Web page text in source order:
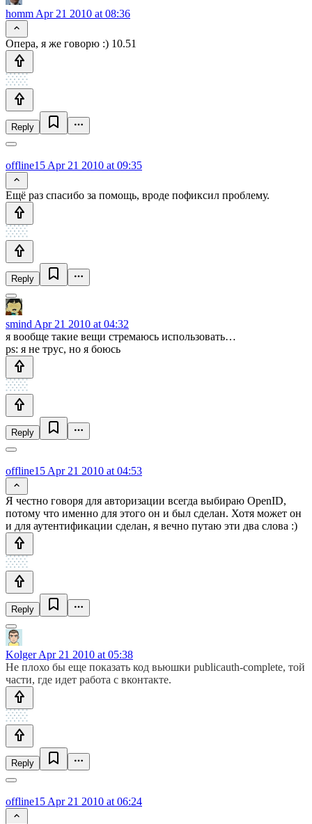
homm Apr 21 2010 at 08:36
Опера, я же говорю :) 10.51
Reply
offline15 Apr 21 2010 at 09:35
Ещё раз спасибо за помощь, вроде пофиксил проблему.
Reply
smind Apr 21 2010 at 04:32
я вообще такие вещи стремаюсь использовать…
ps: я не трус, но я боюсь
Reply
offline15 Apr 21 2010 at 04:53
Я честно говоря для авторизации всегда выбираю OpenID,
потому что именно для этого он и был сделан. Хотя может он
и для аутентификации сделан, я вечно путаю эти два слова :)
Reply
KolgerApr 21 2010 at 05:38
Не плохо бы еще показать код вьюшки publicauth-complete, той
части, где идет работа с вконтакте.
Reply
offline15 Apr 21 2010 at 06:24